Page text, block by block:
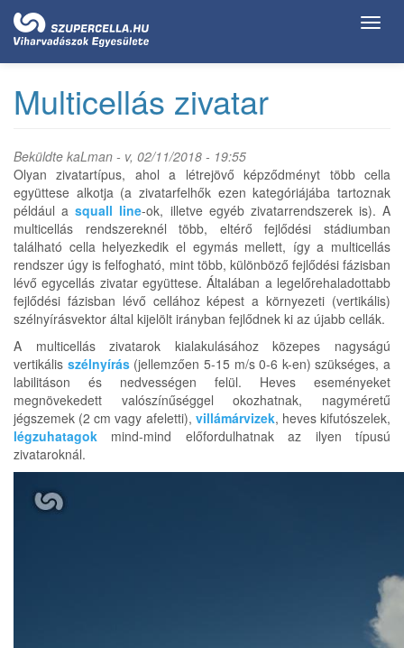
Ugrás
tartalomra
Multicellás zivatar
Beküldte kaLman - v, 02/11/2018 - 19:55
Olyan zivatartípus, ahol a létrejövő képződményt több cella
együttese alkotja (a zivatarfelhők ezen kategóriájába tartoznak
például asquall line-ok, illetve egyéb zivatarrendszerek is). A
multicellás rendszereknél több, eltérő fejlődési stádiumban
található cella helyezkedik el egymás mellett, így a multicellás
rendszer úgy is felfogható, mint több, különböző fejlődési fázisban
lévő egycellás zivatar együttese. Általában a legelőrehaladottabb
fejlődési fázisban lévő cellához képest a környezeti (vertikális)
szélnyírásvektor által kijelölt irányban fejlődnek ki az újabb cellák.
A multicellás zivatarok kialakulásához közepes nagyságú
vertikális szélnyírás(jellemzően 5-15 m/s 0-6 k-en) szükséges, a
labilitáson és nedvességen felül. Heves eseményeket
megnövekedett valószínűséggel okozhatnak, nagyméretű
jégszemek (2 cm vagy afeletti), villámárvizek, heves kifutószelek,
légzuhatagok mind-mind előfordulhatnak az ilyen típusú
zivataroknál.